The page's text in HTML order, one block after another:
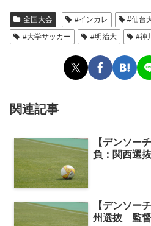
全国大会 #インカレ #仙台
#大学サッカー
#明治大 #神
関連記事
【デンソー
負：関西選
【デンソー
州選抜 監督